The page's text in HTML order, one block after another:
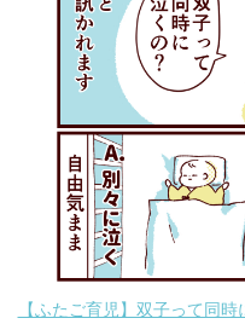
【ふたご育児】双子って同